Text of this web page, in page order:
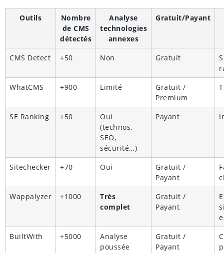
Outils
Nombre
de CMS
détectés
Analyse
technologies
annexes
Gratuit/Payant
CMS Detect +50 Non Gratuit
WhatCMS
+900 Limité
Gratuit /
Premium
SE Ranking +50
Oui
(technos,
SEO,
sécurité…)
Payant
Sitechecker +70 Oui
Gratuit /
Payant
Wappalyzer
+1000
Très
complet
Gratuit /
Payant
BuiltWith
+5000
Analyse
poussée
Gratuit /
Payant